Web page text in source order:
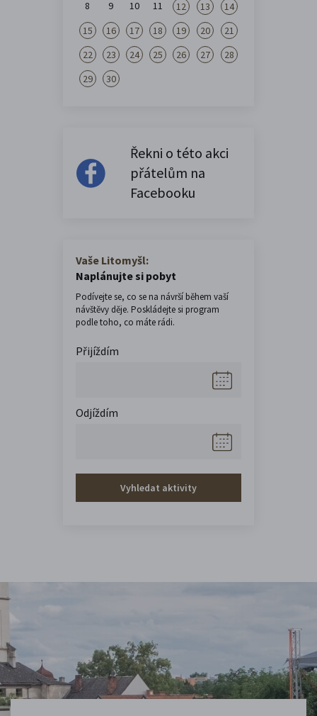
8 9 10 11 12 13
14
15
16 17 18 19 20
21
22
23 24 25 26 27
28
29
30
Řekni o této akci
přátelům na
Facebooku
Vaše Litomyšl:
Naplánujte si pobyt
Podívejte se, co se na návrší během vaší
návštěvy děje. Poskládejte si program
podle toho, co máte rádi.
Přijíždím
Odjíždím
Vyhledat aktivity